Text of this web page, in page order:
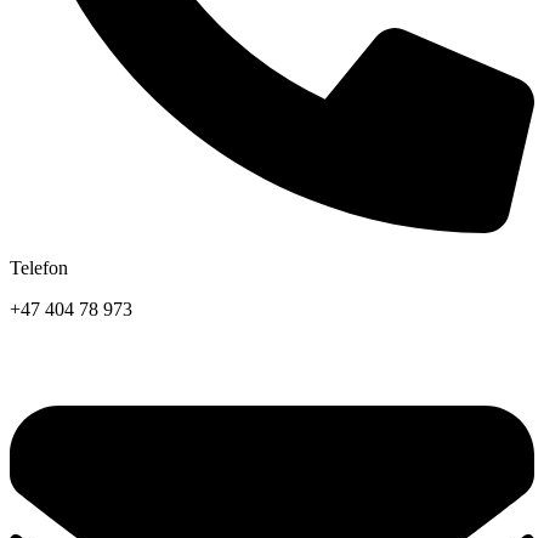
Telefon
+47 404 78 973